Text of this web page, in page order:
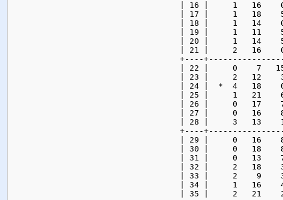
| 16 |     1   16
| 17 |     1   18
| 18 |     1   14
| 19 |     1   11
| 20 |     1   14
| 21 |     2   16
+----
| 22 |     0    7
| 23 |     2   12
| 24 |  *  4   18
| 25 |     1   21
| 26 |     0   17
| 27 |     0   16
| 28 |     3   13
+----
| 29 |     0   16
| 30 |     0   18
| 31 |     0   13
| 32 |     2   18
| 33 |     2    9
| 34 |     1   16
| 35 |     2   21